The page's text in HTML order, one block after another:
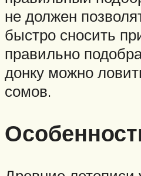
не должен
быстро сносить
правильно
донку можно
сомов.